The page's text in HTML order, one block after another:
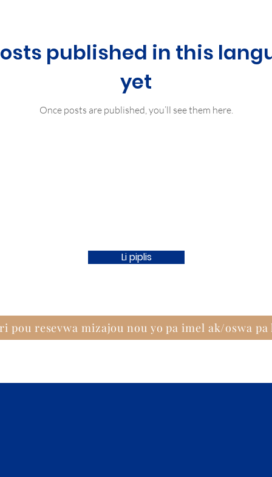
published in this
yet
Once posts are published, you’ll see them here.
Li piplis
pou resevwa mizajou nou yo pa imel ak/oswa pa